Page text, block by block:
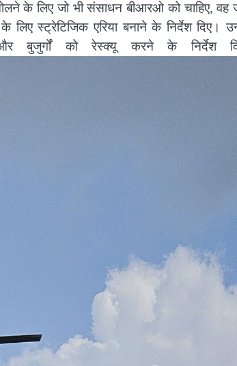
के लिए जो भी संसाधन बीआरओ को चाहिए, वह
स्ट्रेटिजिक एरिया बनाने के निर्देश दिए।
बुजुर्गों को रेस्क्यू करने के निर्देश